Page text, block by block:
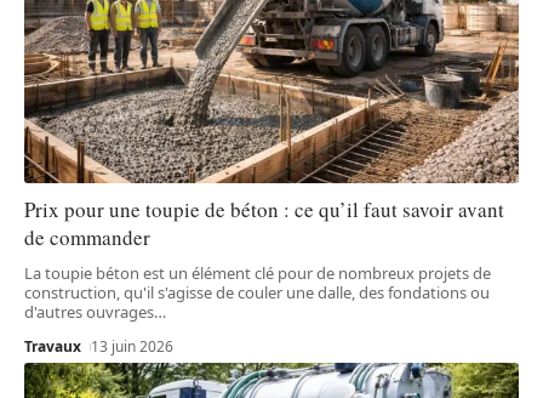
Prix pour une toupie de béton : ce qu’il faut savoir avant
de commander
La toupie béton est un élément clé pour de nombreux projets de
construction, qu'il s'agisse de couler une dalle, des fondations ou
d'autres ouvrages…
Travaux 13 juin 2026